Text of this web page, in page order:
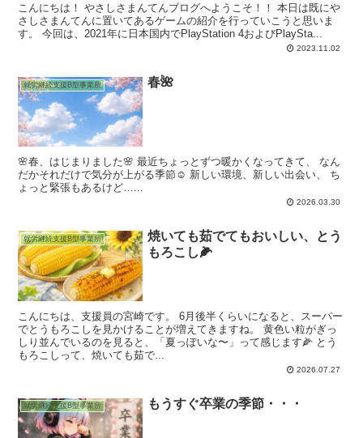
こんにちは！ やさしさまんてんブログへようこそ！！ 本日は既にや
さしさまんてんに置いてあるゲームの紹介を行っていこうと思いま
す。 今回は、2021年に日本国内でPlayStation 4およびPlaySta...
2023.11.02
就労継続支援B型事業所 春🌺
🌸春、はじまりました🌸 最近ちょっとずつ暖かくなってきて、 なん
だかそれだけで気分が上がる季節☺️ 新しい環境、新しい出会い、 ち
ょっと緊張もあるけど…...
2026.03.30
就労継続支援B型事業所
焼いても茹でてもおいしい、とう
もろこし🌽
こんにちは、支援員の宮崎です。 6月後半くらいになると、スーパー
でとうもろこしを見かけることが増えてきますね。 黄色い粒がぎっ
しり並んでいるのを見ると、「夏っぽいな〜」って感じます🌽 とう
もろこしって、焼いても茹で...
2026.07.27
就労継続支援B型事業所 もうすぐ卒業の季節・・・